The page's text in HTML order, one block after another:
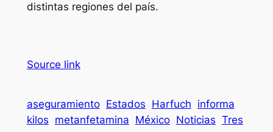
distintas regiones del país.
Source link
aseguramiento Estados Harfuch informa
kilos metanfetamina México Noticias Tres